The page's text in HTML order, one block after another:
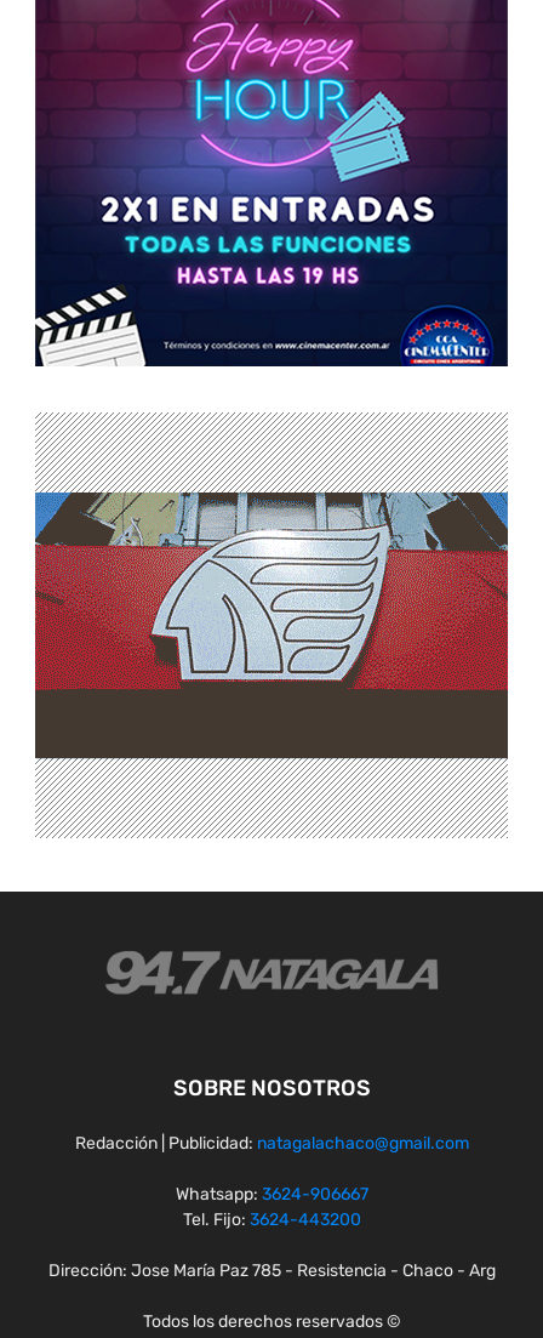
SOBRE NOSOTROS
Redacción | Publicidad: natagalachaco@gmail.com
Whatsapp: 3624-906667
Tel. Fijo: 3624-443200
Dirección: Jose María Paz 785 - Resistencia - Chaco - Arg
Todos los derechos reservados ©